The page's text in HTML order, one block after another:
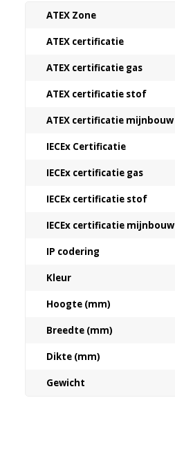
ATEX Zone
ATEX certificatie
ATEX certificatie gas
ATEX certificatie stof
ATEX certificatie mijnbouw
IECEx Certificatie
IECEx certificatie gas
IECEx certificatie stof
IECEx certificatie mijnbouw
IP codering
Kleur
Hoogte (mm)
Breedte (mm)
Dikte (mm)
Gewicht